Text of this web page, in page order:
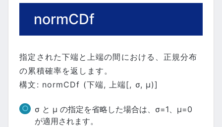
normCDf
指定された下端と上端の間における、正規分布
の累積確率を返します。
構文: normCDf (下端, 上端[, σ, μ)]
σ と μ の指定を省略した場合は、σ=1、μ=0
が適用されます。